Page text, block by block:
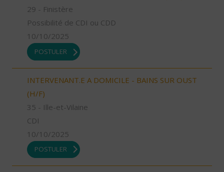
29 - Finistère
Possibilité de CDI ou CDD
10/10/2025
POSTULER
INTERVENANT.E A DOMICILE - BAINS SUR OUST
(H/F)
35 - Ille-et-Vilaine
CDI
10/10/2025
POSTULER